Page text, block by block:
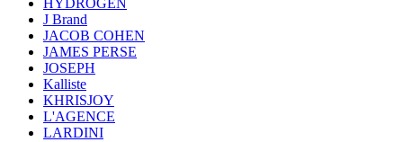
HYDROGEN
J Brand
JACOB COHEN
JAMES PERSE
JOSEPH
Kalliste
KHRISJOY
L'AGENCE
LARDINI